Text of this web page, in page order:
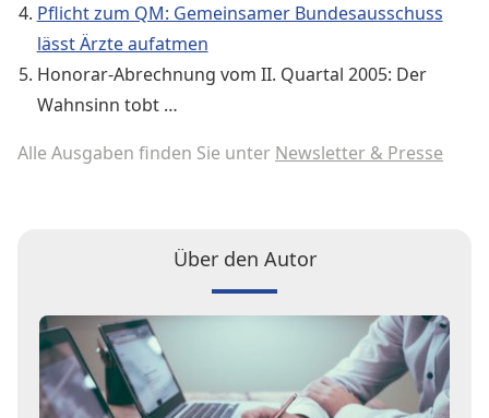
Pflicht zum QM: Gemeinsamer Bundesausschuss
lässt Ärzte aufatmen
Honorar-Abrechnung vom II. Quartal 2005: Der
Wahnsinn tobt …
Alle Ausgaben finden Sie unter Newsletter & Presse
Über den Autor